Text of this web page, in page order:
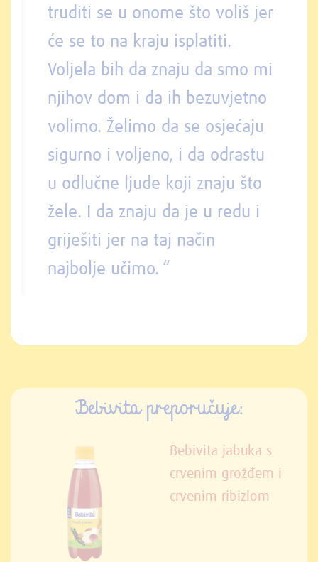
truditi se u onome što voliš jer
će se to na kraju isplatiti.
Voljela bih da znaju da smo mi
njihov dom i da ih bezuvjetno
volimo. Želimo da se osjećaju
sigurno i voljeno, i da odrastu
u odlučne ljude koji znaju što
žele. I da znaju da je u redu i
griješiti jer na taj način
najbolje učimo. “
Bebivita preporučuje:
Bebivita jabuka s
crvenim grožđem i
crvenim ribizlom